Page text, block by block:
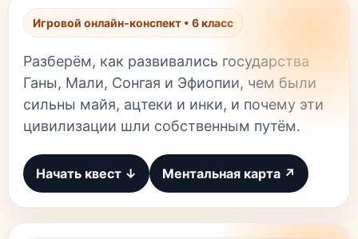
Игровой онлайн-конспект • 6 класс
Разберём, как развивались государства
Ганы, Мали, Сонгая и Эфиопии, чем были
сильны майя, ацтеки и инки, и почему эти
цивилизации шли собственным путём.
Начать квест ↓ Ментальная карта ↗